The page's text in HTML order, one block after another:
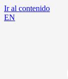
Ir al contenido
EN